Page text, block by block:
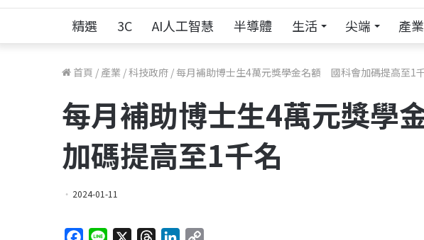
精選 3C AI人工智慧 半導體 生活 尖端 產業
首頁 / 產業 /科技政府 /每月補助博士生4萬元獎學金名額 國科會加碼提高至1
每月補助博士生4萬元獎
加碼提高至1千名
2024-01-11